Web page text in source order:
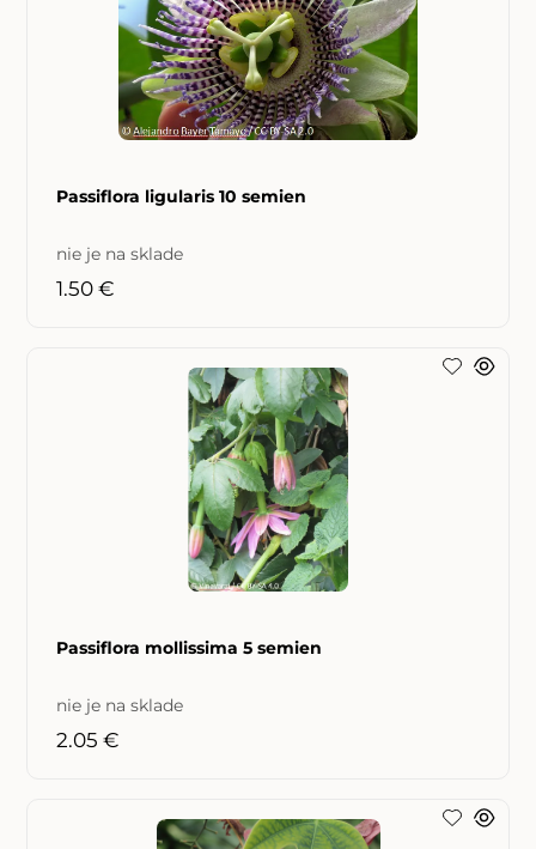
Passiflora ligularis 10 semien
nie je na sklade
1.50 €
Passiflora mollissima 5 semien
nie je na sklade
2.05 €